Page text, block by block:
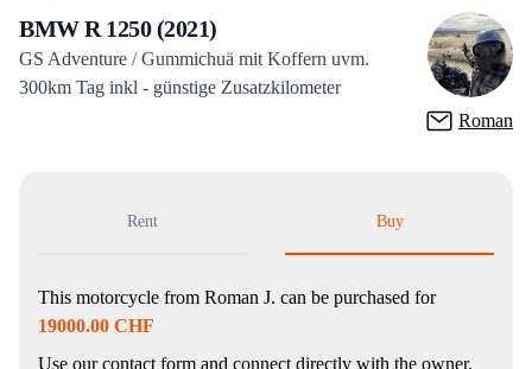
BMW R 1250 (2021)
GS Adventure / Gummichuä mit Koffern uvm.
300km Tag inkl - günstige Zusatzkilometer
Roman
Rent Buy
This motorcycle from Roman J. can be purchased for
19000.00 CHF
Use our contact form and connect directly with the owner.